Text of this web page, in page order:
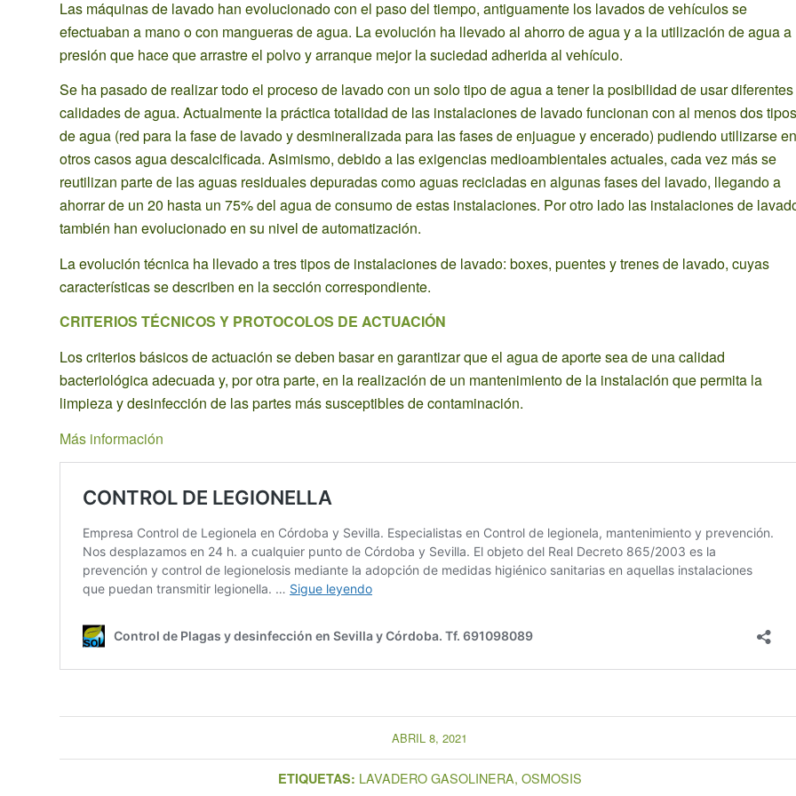
Las máquinas de lavado han evolucionado con el paso del tiempo, antiguamente los lavados de vehículos se
efectuaban a mano o con mangueras de agua. La evolución ha llevado al ahorro de agua y a la utilización de agua a
presión que hace que arrastre el polvo y arranque mejor la suciedad adherida al vehículo.
Se ha pasado de realizar todo el proceso de lavado con un solo tipo de agua a tener la posibilidad de usar diferentes
calidades de agua. Actualmente la práctica totalidad de las instalaciones de lavado funcionan con al menos dos tipos
de agua (red para la fase de lavado y desmineralizada para las fases de enjuague y encerado) pudiendo utilizarse en
otros casos agua descalcificada. Asimismo, debido a las exigencias medioambientales actuales, cada vez más se
reutilizan parte de las aguas residuales depuradas como aguas recicladas en algunas fases del lavado, llegando a
ahorrar de un 20 hasta un 75% del agua de consumo de estas instalaciones. Por otro lado las instalaciones de
también han evolucionado en su nivel de automatización.
La evolución técnica ha llevado a tres tipos de instalaciones de lavado: boxes, puentes y trenes de lavado, cuyas
características se describen en la sección correspondiente.
CRITERIOS TÉCNICOS Y PROTOCOLOS DE ACTUACIÓN
Los criterios básicos de actuación se deben basar en garantizar que el agua de aporte sea de una calidad
bacteriológica adecuada y, por otra parte, en la realización de un mantenimiento de la instalación que permita la
limpieza y desinfección de las partes más susceptibles de contaminación.
Más información
ABRIL 8, 2021
ETIQUETAS: LAVADERO GASOLINERA, OSMOSIS